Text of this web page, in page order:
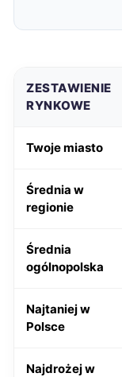
ZESTAWIENIE
RYNKOWE
Twoje miasto
Średnia w
regionie
Średnia
ogólnopolska
Najtaniej w
Polsce
Najdrożej w